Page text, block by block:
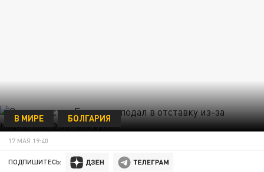
В МИРЕ БОЛГАРИЯ
17 МАЯ 19:40
ПОДПИШИТЕСЬ: